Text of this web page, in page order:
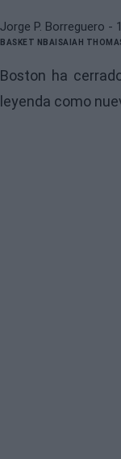
Jorge P. Borreguero -
BASKET NBAISAIAH
Boston ha
leyenda como